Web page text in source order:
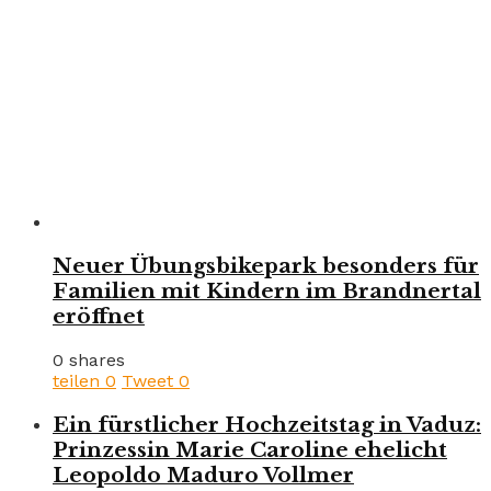
Neuer Übungsbikepark besonders für
Familien mit Kindern im Brandnertal
eröffnet
0 shares
teilen 0 Tweet 0
Ein fürstlicher Hochzeitstag in Vaduz:
Prinzessin Marie Caroline ehelicht
Leopoldo Maduro Vollmer